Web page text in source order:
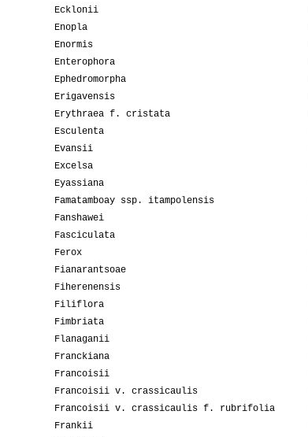
Ecklonii
Enopla
Enormis
Enterophora
Ephedromorpha
Erigavensis
Erythraea f. cristata
Esculenta
Evansii
Excelsa
Eyassiana
Famatamboay ssp. itampolensis
Fanshawei
Fasciculata
Ferox
Fianarantsoae
Fiherenensis
Filiflora
Fimbriata
Flanaganii
Franckiana
Francoisii
Francoisii v. crassicaulis
Francoisii v. crassicaulis f. rubrifolia
Frankii